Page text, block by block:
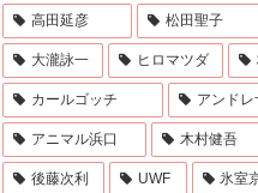
高田延彦 松田聖子
大瀧詠一 ヒロマツダ
カールゴッチ アンドレ
アニマル浜口 木村健吾
後藤次利 UWF 氷室